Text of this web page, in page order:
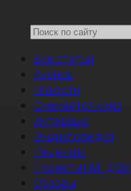
Все статьи
Анонсы
Новости
Снимается кино
Интервью
Энциклопедия
Рецензии
Проекты НМГ ДОК
Обзоры